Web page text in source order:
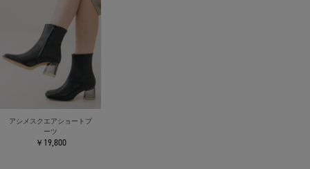
アシメスクエアショートブ
ーツ
￥19,800